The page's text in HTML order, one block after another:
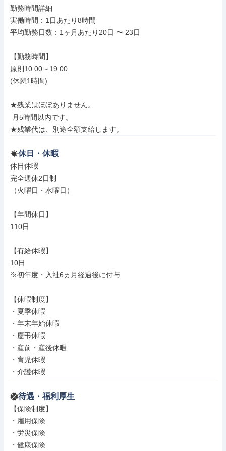
勤務時間詳細
実働時間：1日あたり8時間
平均勤務日数：1ヶ月あたり20日 〜 23日
【勤務時間】
原則10:00～19:00
(休憩1時間)
★残業はほぼありません。
★残業代は、別途全額支給します。
休日・休暇
休日休暇
完全週休2日制
（火曜日・水曜日）
【年間休日】
110日
【有給休暇】
10日
※初年度・入社6ヵ月経過後に付与
【休暇制度】
・夏季休暇
・年末年始休暇
・慶弔休暇
・産前・産後休暇
・育児休暇
・介護休暇
待遇・福利厚生
【保険制度】
・雇用保険
・労災保険
・健康保険